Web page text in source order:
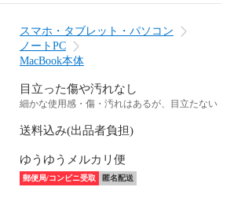
スマホ・タブレット・パソコン
ノートPC
MacBook本体
目立った傷や汚れなし
細かな使用感・傷・汚れはあるが、目立たない
送料込み(出品者負担)
ゆうゆうメルカリ便
郵便局/コンビニ受取 匿名配送